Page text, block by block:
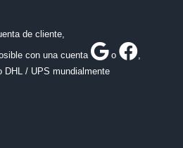
de cliente,
con una cuenta
o
,
/ UPS mundialmente